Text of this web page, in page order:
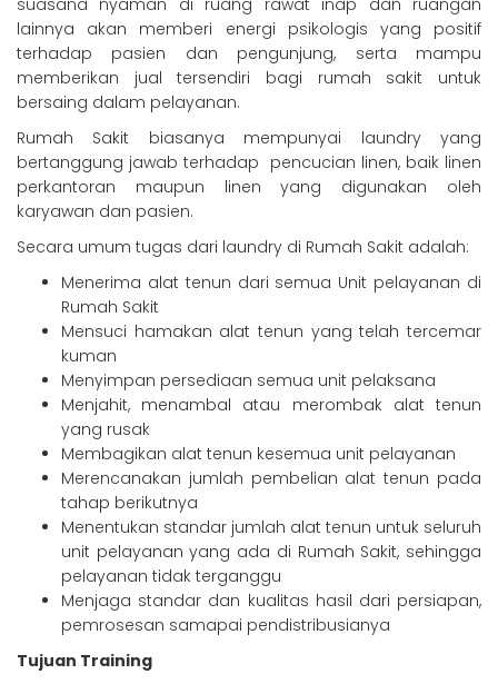
suasana nyaman di ruang rawat inap dan ruangan
lainnya akan memberi energi psikologis yang positif
terhadap pasien dan pengunjung, serta mampu
memberikan jual tersendiri bagi rumah sakit untuk
bersaing dalam pelayanan.
Rumah Sakit biasanya mempunyai laundry yang
bertanggung jawab terhadap pencucian linen, baik linen
perkantoran maupun linen yang digunakan oleh
karyawan dan pasien.
Secara umum tugas dari laundry di Rumah Sakit adalah:
Menerima alat tenun dari semua Unit pelayanan di
Rumah Sakit
Mensuci hamakan alat tenun yang telah tercemar
kuman
Menyimpan persediaan semua unit pelaksana
Menjahit, menambal atau merombak alat tenun
yang rusak
Membagikan alat tenun kesemua unit pelayanan
Merencanakan jumlah pembelian alat tenun pada
tahap berikutnya
Menentukan standar jumlah alat tenun untuk seluruh
unit pelayanan yang ada di Rumah Sakit, sehingga
pelayanan tidak terganggu
Menjaga standar dan kualitas hasil dari persiapan,
pemrosesan samapai pendistribusianya
Tujuan Training